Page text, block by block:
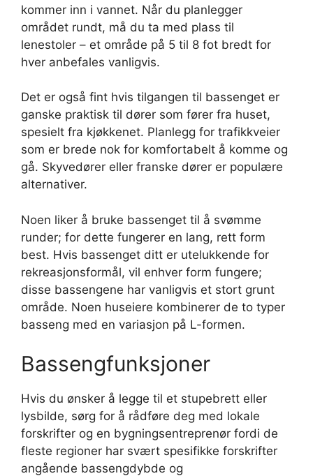
kommer inn i vannet. Når du planlegger
området rundt, må du ta med plass til
lenestoler – et område på 5 til 8 fot bredt for
hver anbefales vanligvis.
Det er også fint hvis tilgangen til bassenget er
ganske praktisk til dører som fører fra huset,
spesielt fra kjøkkenet. Planlegg for trafikkveier
som er brede nok for komfortabelt å komme og
gå. Skyvedører eller franske dører er populære
alternativer.
Noen liker å bruke bassenget til å svømme
runder; for dette fungerer en lang, rett form
best. Hvis bassenget ditt er utelukkende for
rekreasjonsformål, vil enhver form fungere;
disse bassengene har vanligvis et stort grunt
område. Noen huseiere kombinerer de to typer
basseng med en variasjon på L-formen.
Bassengfunksjoner
Hvis du ønsker å legge til et stupebrett eller
lysbilde, sørg for å rådføre deg med lokale
forskrifter og en bygningsentreprenør fordi de
fleste regioner har svært spesifikke forskrifter
angående bassengdybde og